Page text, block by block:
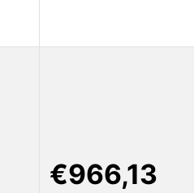
€966,13